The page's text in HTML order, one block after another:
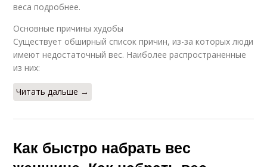
веса подробнее.
Основные причины худобы
Существует обширный список причин, из-за которых люди
имеют недостаточный вес. Наиболее распространенные
из них:
Читать дальше →
Как быстро набрать вес